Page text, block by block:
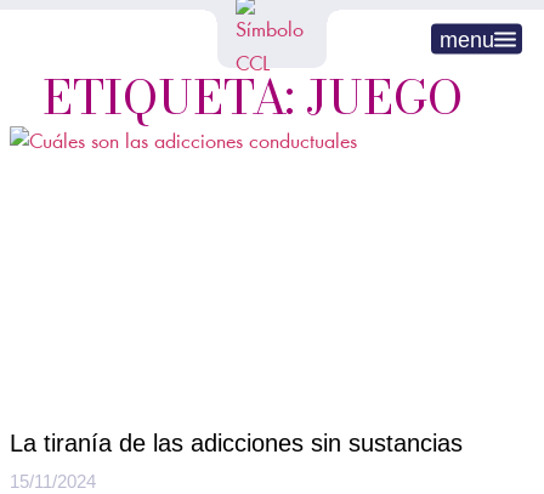
menu
ETIQUETA: JUEGO
La tiranía de las adicciones sin sustancias
15/11/2024